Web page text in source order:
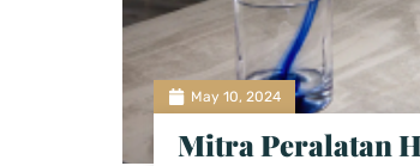
May 10, 2024
Mitra Peralatan